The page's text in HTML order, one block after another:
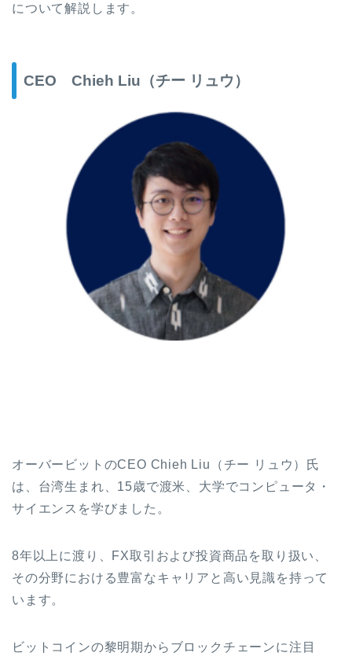
について解説します。
CEO Chieh Liu （チー リュウ）
オーバービットのCEO Chieh Liu（チー リュウ）氏
は、台湾生まれ、15歳で渡米、大学でコンピュータ・
サイエンスを学びました。
8年以上に渡り、FX取引および投資商品を取り扱い、
その分野における豊富なキャリアと高い見識を持って
います。
ビットコインの黎明期からブロックチェーンに注目